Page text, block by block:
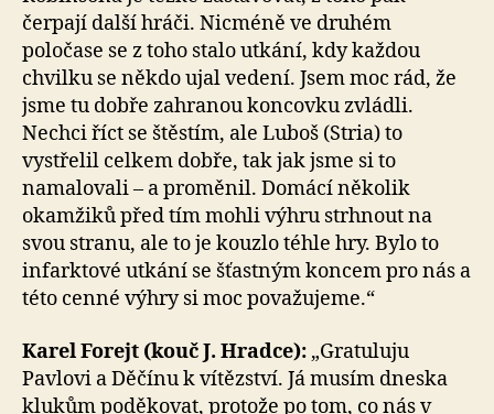
čerpají další hráči. Nicméně ve druhém
poločase se z toho stalo utkání, kdy každou
chvilku se někdo ujal vedení. Jsem moc rád, že
jsme tu dobře zahranou koncovku zvládli.
Nechci říct se štěstím, ale Luboš (Stria) to
vystřelil celkem dobře, tak jak jsme si to
namalovali – a proměnil. Domácí několik
okamžiků před tím mohli výhru strhnout na
svou stranu, ale to je kouzlo téhle hry. Bylo to
infarktové utkání se šťastným koncem pro nás a
této cenné výhry si moc považujeme.“
Karel Forejt (kouč J. Hradce): „Gratuluju
Pavlovi a Děčínu k vítězství. Já musím dneska
klukům poděkovat, protože po tom, co nás v